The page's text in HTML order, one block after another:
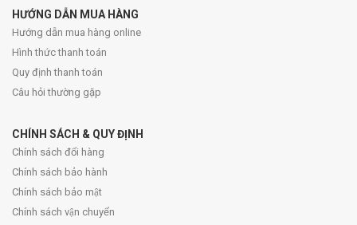
HƯỚNG DẪN MUA HÀNG
Hướng dẫn mua hàng online
Hình thức thanh toán
Quy định thanh toán
Câu hỏi thường gặp
CHÍNH SÁCH & QUY ĐỊNH
Chính sách đổi hàng
Chính sách bảo hành
Chính sách bảo mật
Chính sách vận chuyển